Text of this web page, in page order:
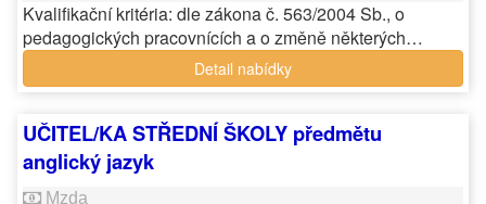
Kvalifikační kritéria: dle zákona č. 563/2004 Sb., o
pedagogických pracovnících a o změně některých…
Detail nabídky
UČITEL/KA STŘEDNÍ ŠKOLY předmětu
anglický jazyk